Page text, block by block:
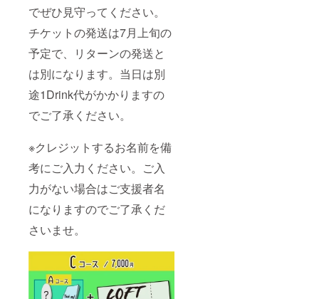
でぜひ見守ってください。
チケットの発送は7月上旬の
予定で、リターンの発送と
は別になります。当日は別
途1Drink代がかかりますの
でご了承ください。
※クレジットするお名前を備
考にご入力ください。ご入
力がない場合はご支援者名
になりますのでご了承くだ
さいませ。